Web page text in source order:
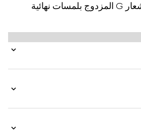
شريط ويب المميّز وشعار G المزدوج بلمسات نهائية